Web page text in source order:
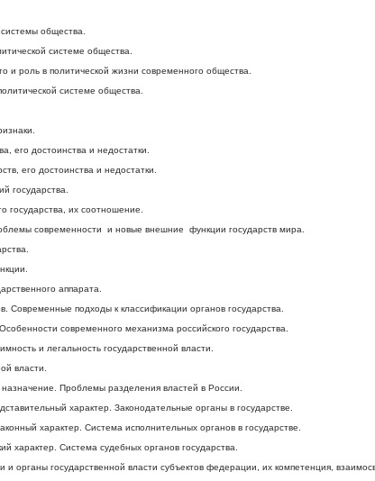
общества.
системе общества.
роль в политической жизни современного общества.
системе общества.
его достоинства и недостатки.
его достоинства и недостатки.
государства.
их соотношение.
современности и новые внешние функции государств мира.
аппарата.
Современные подходы к классификации органов государства.
современного механизма российского государства.
и легальность государственной власти.
власти.
Проблемы разделения властей в России.
характер. Законодательные органы в государстве.
характер. Система исполнительных органов в государстве.
характер. Система судебных органов государства.
органы государственной власти субъектов федерации, их компетенция,